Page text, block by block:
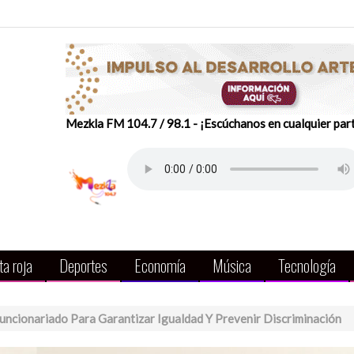
Mezkla FM 104.7 / 98.1 - ¡Escúchanos en cualquier
roja Deportes Economía Música Tecnología
Para Garantizar Igualdad Y Prevenir Discriminación